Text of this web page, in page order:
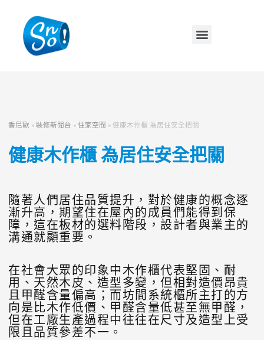
香尼歐 »裝修新聞台 »住家空間 »健康木作櫃 為居住安全把關
健康木作櫃 為居住安全把關
隨著人們居住品質提升，對於健康的概念逐
漸升高，期望住在屋內的成員們能得到保
障，這在板材的選料階段，設計者與業主的
溝通就顯重要。
在社會大眾的印象中木作櫃代表堅固、耐
用、天然木皮、造型多變，但相對造價昂貴
且甲醛含量偏高；而坊間系統櫃所主打的方
向是比木作低價、甲醛含量低甚至無甲醛，
但在工廠生產過程中往往在尺寸及造型上受
限且品質參差不一。